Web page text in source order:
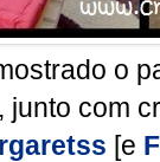
o
junto com
[e